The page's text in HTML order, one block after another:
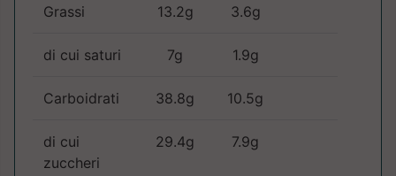
Grassi 13.2g 3.6g
di cui saturi 7g 1.9g
Carboidrati 38.8g 10.5g
di cui
zuccheri
29.4g 7.9g